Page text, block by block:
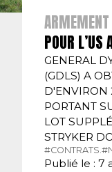
ARMEMENT
POUR L’US
GENERAL
(GDLS) A
D'ENVIRON
PORTANT
LOT
STRYKER
#CONTRATS.
Publié le : 7